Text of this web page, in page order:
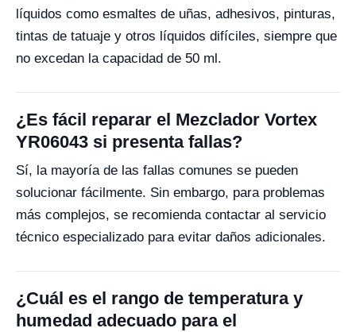
líquidos como esmaltes de uñas, adhesivos, pinturas,
tintas de tatuaje y otros líquidos difíciles, siempre que
no excedan la capacidad de 50 ml.
¿Es fácil reparar el Mezclador Vortex
YR06043 si presenta fallas?
Sí, la mayoría de las fallas comunes se pueden
solucionar fácilmente. Sin embargo, para problemas
más complejos, se recomienda contactar al servicio
técnico especializado para evitar daños adicionales.
¿Cuál es el rango de temperatura y
humedad adecuado para el